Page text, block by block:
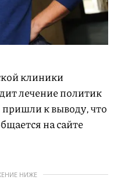
клиники
лечение политик
к выводу, что
на сайте
НИЖЕ